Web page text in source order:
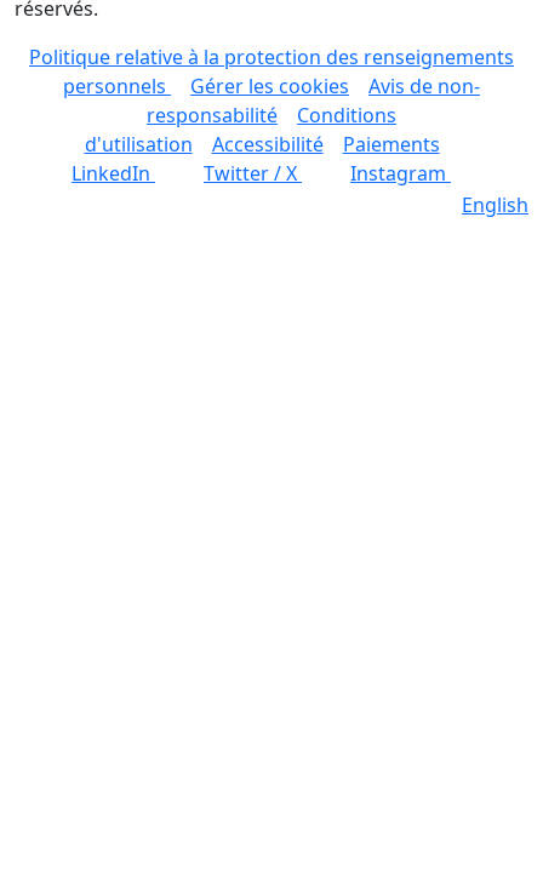
réservés.
Politique relative à la protection des renseignements
personnels
Gérer les cookies
Avis de non-
responsabilité
Conditions
d'utilisation
Accessibilité
Paiements
LinkedIn
Twitter / X
Instagram
English